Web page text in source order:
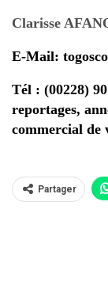
Clarisse
E-Mail:
Tél : (00228)
reportages,
commercial de
Partager